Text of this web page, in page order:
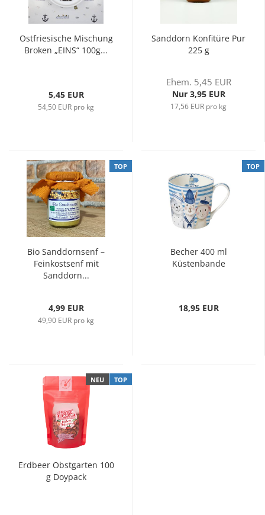
Ostfriesische Mischung
Broken „EINS“ 100g...
5,45 EUR
54,50 EUR pro kg
Sanddorn Konfitüre Pur
225 g
Ehem. 5,45 EUR
Nur 3,95 EUR
17,56 EUR pro kg
TOP
Bio Sanddornsenf –
Feinkostsenf mit
Sanddorn...
4,99 EUR
49,90 EUR pro kg
TOP
Becher 400 ml
Küstenbande
18,95 EUR
NEU TOP
Erdbeer Obstgarten 100
g Doypack